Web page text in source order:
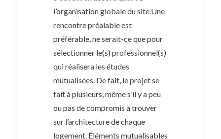
l’organisation globale du site.Une
rencontre préalable est
préférable, ne serait-ce que pour
sélectionner le(s) professionnel(s)
qui réalisera les études
mutualisées. De fait, le projet se
fait à plusieurs, même s’il y a peu
ou pas de compromis à trouver
sur l’architecture de chaque
logement. Éléments mutualisables